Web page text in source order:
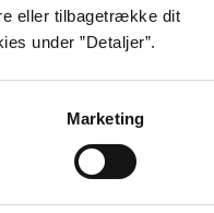
eller tilbagetrække dit
under ”Detaljer”.
Marketing